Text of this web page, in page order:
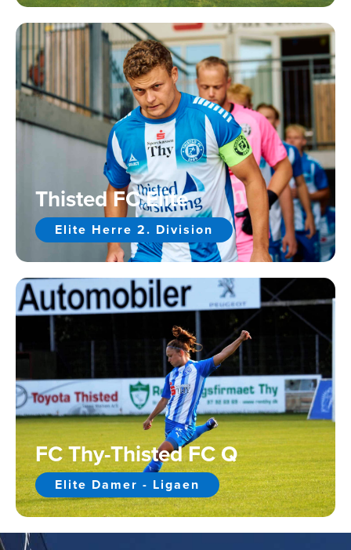
Thisted FC Elite
Elite Herre 2. Division
FC Thy-Thisted FC Q
Elite Damer - Ligaen